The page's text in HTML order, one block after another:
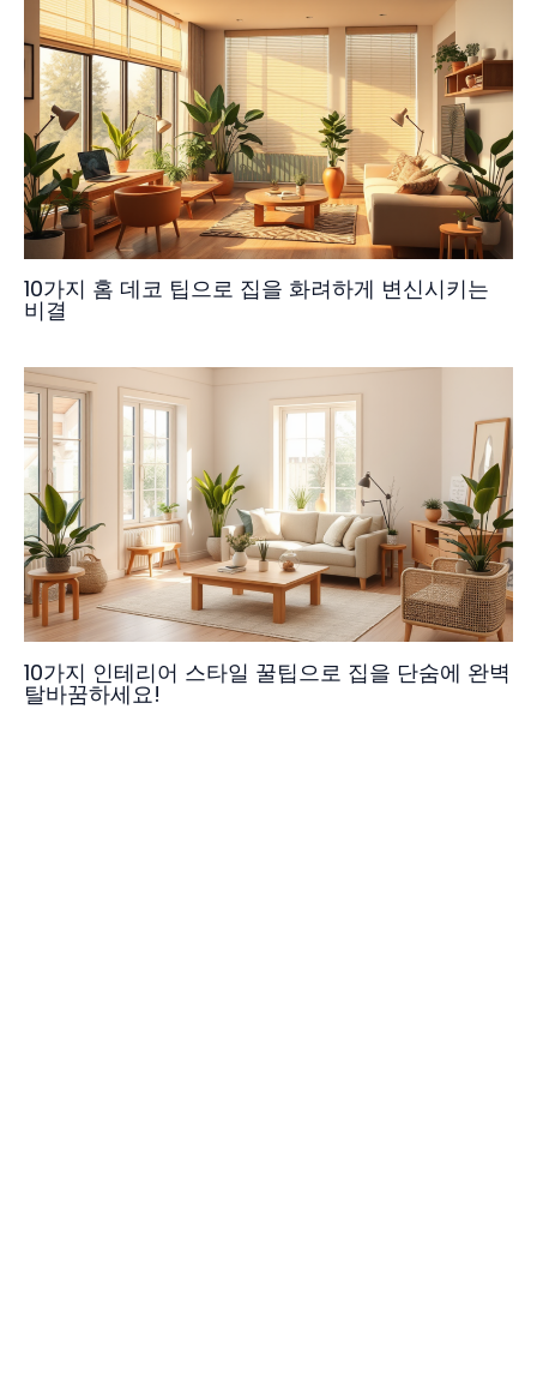
10가지 홈 데코 팁으로 집을 화려하게 변신시키는
비결
10가지 인테리어 스타일 꿀팁으로 집을 단숨에 완벽
탈바꿈하세요!